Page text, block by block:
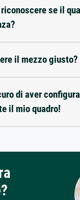
se il
il mezzo giusto?
di aver
il mio quadro!